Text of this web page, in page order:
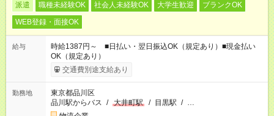
派遣 職種未経験OK 社会人未経験OK 大学生歓迎
ブランクOK
WEB登録・面接OK
給与
時給1387円～ ■日払い・翌日振込OK（規定あり）■現金払い
OK（規定あり）
交通費別途支給あり
勤務地
東京都品川区
品川駅からバス / 大井町駅 / 目黒駅 / …